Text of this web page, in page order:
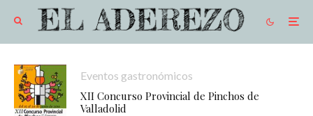
Eventos gastronómicos
XII Concurso Provincial de Pinchos de
Valladolid